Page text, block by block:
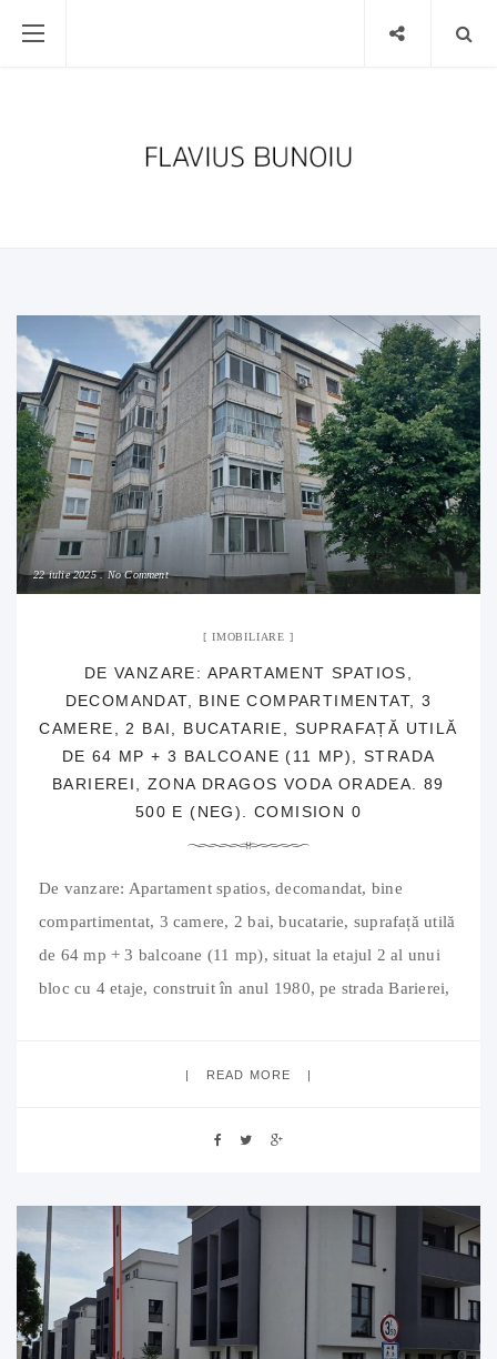
22 iulie 2025 No Comment
IMOBILIARE
DE VANZARE: APARTAMENT SPATIOS,
DECOMANDAT, BINE COMPARTIMENTAT, 3
CAMERE, 2 BAI, BUCATARIE, SUPRAFAȚĂ UTILĂ
DE 64 MP + 3 BALCOANE (11 MP), STRADA
BARIEREI, ZONA DRAGOS VODA ORADEA. 89
500 E (NEG). COMISION 0
De vanzare: Apartament spatios, decomandat, bine
compartimentat, 3 camere, 2 bai, bucatarie, suprafață utilă
de 64 mp + 3 balcoane (11 mp), situat la etajul 2 al unui
bloc cu 4 etaje, construit în anul 1980, pe strada Barierei,
READ MORE